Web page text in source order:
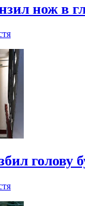
нож в